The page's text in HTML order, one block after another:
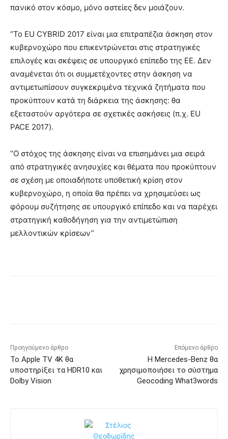
πανικό στον κόσμο, μόνο αστείες δεν μοιάζουν.
“Το EU CYBRID 2017 είναι μια επιτραπέζια άσκηση στον
κυβερνοχώρο που επικεντρώνεται στις στρατηγικές
επιλογές και σκέψεις σε υπουργικό επίπεδο της ΕΕ. Δεν
αναμένεται ότι οι συμμετέχοντες στην άσκηση να
αντιμετωπίσουν συγκεκριμένα τεχνικά ζητήματα που
προκύπτουν κατά τη διάρκεια της άσκησης: θα
εξεταστούν αργότερα σε σχετικές ασκήσεις (π.χ. EU
PACE 2017).
“Ο στόχος της άσκησης είναι να επισημάνει μια σειρά
από στρατηγικές ανησυχίες και θέματα που προκύπτουν
σε σχέση με οποιαδήποτε υποθετική κρίση στον
κυβερνοχώρο, η οποία θα πρέπει να χρησιμεύσει ως
φόρουμ συζήτησης σε υπουργικό επίπεδο και να παρέχει
στρατηγική καθοδήγηση για την αντιμετώπιση
μελλοντικών κρίσεων”
Προηγούμενο άρθρο
Το Apple TV 4K θα
υποστηρίξει τα HDR10 και
Dolby Vision
Επόμενο άρθρο
Η Mercedes-Benz θα
χρησιμοποιήσει το σύστημα
Geocoding What3words